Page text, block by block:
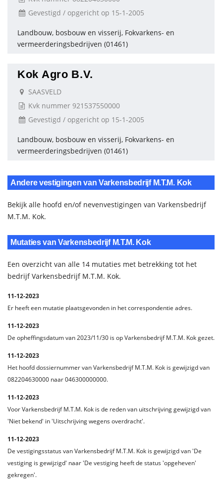
Gevestigd / opgericht op 15-1-2005
Landbouw, bosbouw en visserij, Fokvarkens- en
vermeerderingsbedrijven (01461)
Kok Agro B.V.
SAASVELD
Kvk nummer 921537550000
Gevestigd / opgericht op 15-1-2005
Landbouw, bosbouw en visserij, Fokvarkens- en
vermeerderingsbedrijven (01461)
Andere vestigingen van Varkensbedrijf M.T.M. Kok
Bekijk alle hoofd en/of nevenvestigingen van Varkensbedrijf
M.T.M. Kok.
Mutaties van Varkensbedrijf M.T.M. Kok
Een overzicht van alle 14 mutaties met betrekking tot het
bedrijf Varkensbedrijf M.T.M. Kok.
11-12-2023
Er heeft een mutatie plaatsgevonden in het correspondentie adres.
11-12-2023
De opheffingsdatum van 2023/11/30 is op Varkensbedrijf M.T.M. Kok gezet.
11-12-2023
Het hoofd dossiernummer van Varkensbedrijf M.T.M. Kok is gewijzigd van
082204630000 naar 046300000000.
11-12-2023
Voor Varkensbedrijf M.T.M. Kok is de reden van uitschrijving gewijzigd van
'Niet bekend' in 'Uitschrijving wegens overdracht'.
11-12-2023
De vestigingsstatus van Varkensbedrijf M.T.M. Kok is gewijzigd van 'De
vestiging is gewijzigd' naar 'De vestiging heeft de status 'opgeheven'
gekregen'.